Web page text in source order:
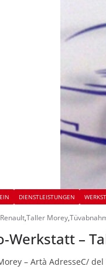
DIENSTLEISTUNGEN
,Taller Morey,
Werkstatt –
– Artà AdresseC/